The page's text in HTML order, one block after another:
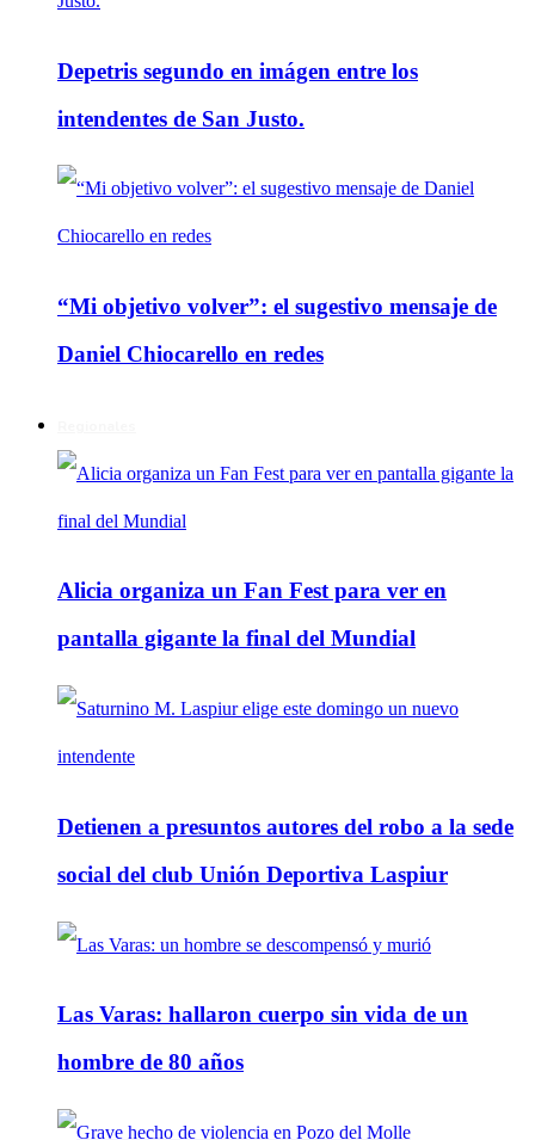
Depetris segundo en imágen entre los
intendentes de San Justo.
“Mi objetivo volver”: el sugestivo mensaje de
Daniel Chiocarello en redes
Alicia organiza un Fan Fest para ver en
pantalla gigante la final del Mundial
Detienen a presuntos autores del robo a la sede
social del club Unión Deportiva Laspiur
Las Varas: hallaron cuerpo sin vida de un
hombre de 80 años